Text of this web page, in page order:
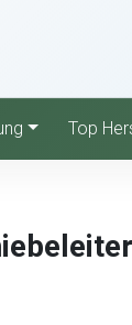
Top